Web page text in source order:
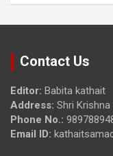
Contact Us
Editor: Babita kathait
Address: Shri
Phone No.:
Email ID: